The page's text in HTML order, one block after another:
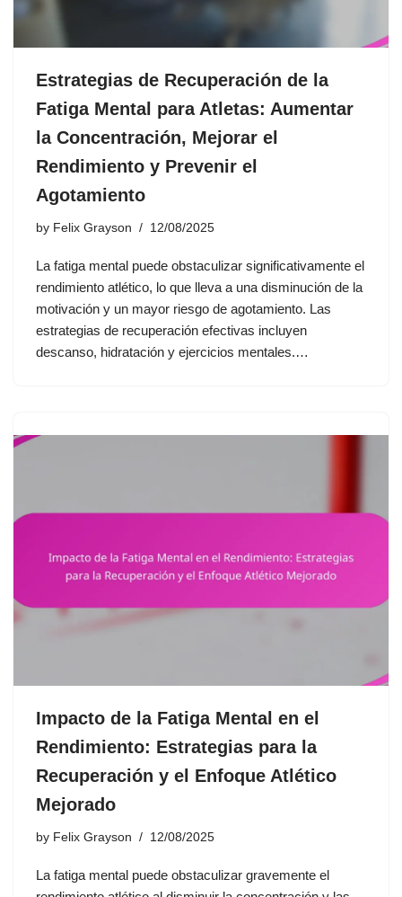
Estrategias de Recuperación de la
Fatiga Mental para Atletas: Aumentar
la Concentración, Mejorar el
Rendimiento y Prevenir el
Agotamiento
by Felix Grayson 12/08/2025
La fatiga mental puede obstaculizar significativamente el
rendimiento atlético, lo que lleva a una disminución de la
motivación y un mayor riesgo de agotamiento. Las
estrategias de recuperación efectivas incluyen
descanso, hidratación y ejercicios mentales.…
Impacto de la Fatiga Mental en el
Rendimiento: Estrategias para la
Recuperación y el Enfoque Atlético
Mejorado
by Felix Grayson 12/08/2025
La fatiga mental puede obstaculizar gravemente el